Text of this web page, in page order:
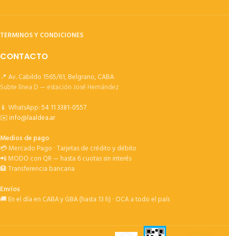
TERMINOS Y CONDICIONES
CONTACTO
📍 Av. Cabildo 1565/61, Belgrano, CABA
Subte línea D — estación José Hernández
📱 WhatsApp:54 11 3381-0557
✉️info@laaldea.ar
Medios de pago
💳 Mercado Pago · Tarjetas de crédito y débito
📲 MODO con QR — hasta 6 cuotas sin interés
🏦 Transferencia bancaria
Envíos
🚚 En el día en CABA y GBA (hasta 13 h) · OCA a todo el país